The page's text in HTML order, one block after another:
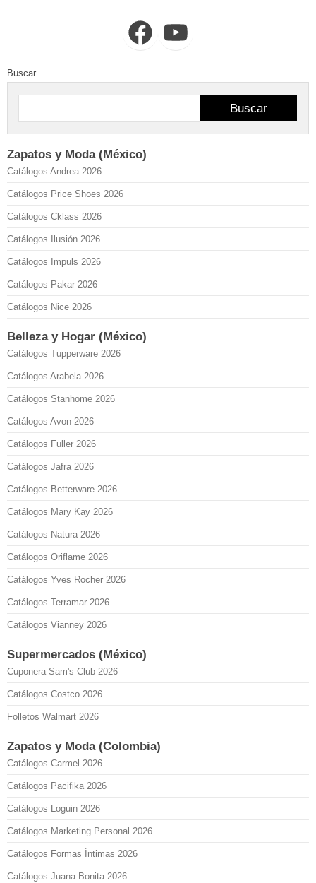
FacebookYouTube
Buscar
Buscar
Zapatos y Moda (México)
Catálogos Andrea 2026
Catálogos Price Shoes 2026
Catálogos Cklass 2026
Catálogos Ilusión 2026
Catálogos Impuls 2026
Catálogos Pakar 2026
Catálogos Nice 2026
Belleza y Hogar (México)
Catálogos Tupperware 2026
Catálogos Arabela 2026
Catálogos Stanhome 2026
Catálogos Avon 2026
Catálogos Fuller 2026
Catálogos Jafra 2026
Catálogos Betterware 2026
Catálogos Mary Kay 2026
Catálogos Natura 2026
Catálogos Oriflame 2026
Catálogos Yves Rocher 2026
Catálogos Terramar 2026
Catálogos Vianney 2026
Supermercados (México)
Cuponera Sam's Club 2026
Catálogos Costco 2026
Folletos Walmart 2026
Zapatos y Moda (Colombia)
Catálogos Carmel 2026
Catálogos Pacifika 2026
Catálogos Loguin 2026
Catálogos Marketing Personal 2026
Catálogos Formas Íntimas 2026
Catálogos Juana Bonita 2026